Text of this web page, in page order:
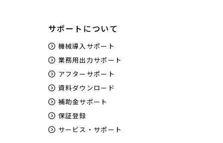
サポートについて
機械導入サポート
業務用出力サポート
アフターサポート
資料ダウンロード
補助金サポート
保証登録
サービス・サポート